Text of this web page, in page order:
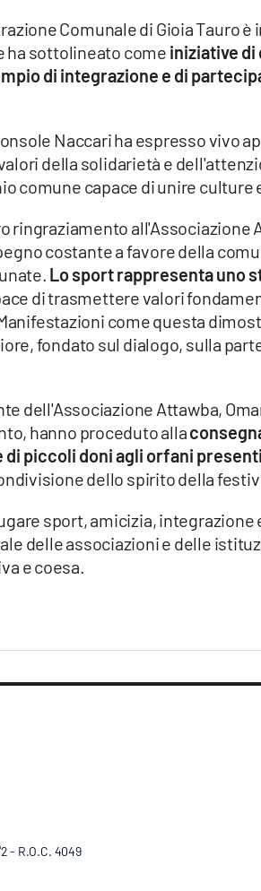
Comunale di Gioia Tauro
ha sottolineato come iniziative di
di integrazione e di
Naccari ha espresso vivo
della solidarietà e
comune capace di unire culture
ringraziamento all'Associazione
costante a favore della
Lo sport rappresenta uno
di trasmettere valori
come questa
fondato sul dialogo, sulla
dell'Associazione Attawba,
hanno proceduto alla
piccoli doni agli orfani presenti
dello spirito della
sport, amicizia, integrazione
delle associazioni e delle
e coesa.
- R.O.C. 4049